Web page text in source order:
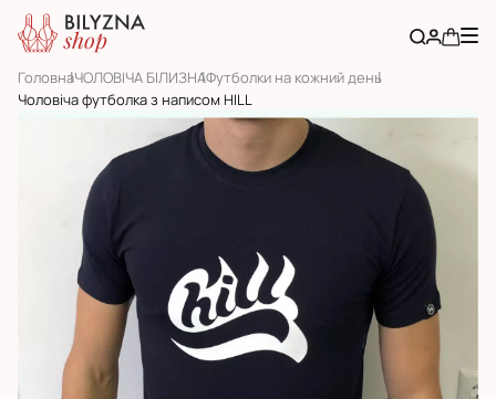
ГоловнаЧОЛОВІЧА БІЛИЗНАФутболки на кожний день
Чоловіча футболка з написом HILL